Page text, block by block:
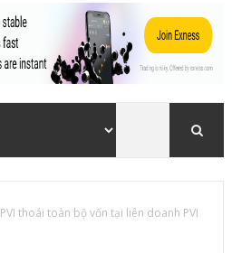
PVI thoái toàn bộ vốn tại liên doanh PVI